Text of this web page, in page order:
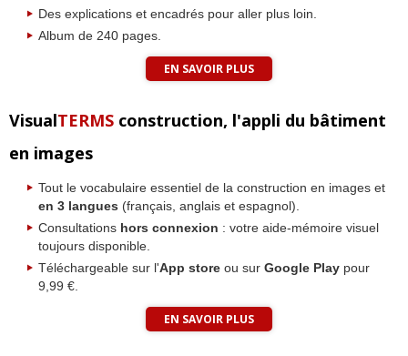
Des explications et encadrés pour aller plus loin.
Album de 240 pages.
EN SAVOIR PLUS
VisualTERMS construction, l'appli du bâtiment
en images
Tout le vocabulaire essentiel de la construction en images et
en 3 langues (français, anglais et espagnol).
Consultations hors connexion : votre aide-mémoire visuel
toujours disponible.
Téléchargeable sur l'App store ou sur Google Play pour
9,99 €.
EN SAVOIR PLUS